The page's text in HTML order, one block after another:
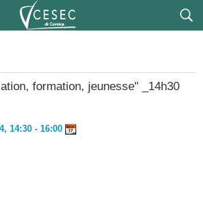
formation, jeunesse" _14h30
14:30 - 16:00